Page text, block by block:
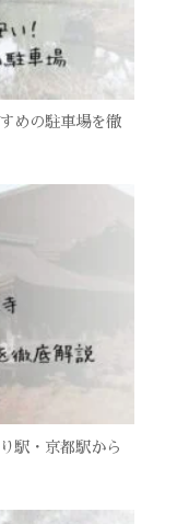
めの駐車場を徹
駅・京都駅から